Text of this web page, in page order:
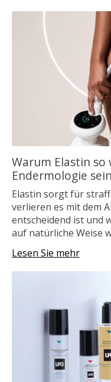
Warum Elastin
Endermologie
Elastin sorgt für
verlieren es mit dem
entscheidend ist und
auf natürliche Weise
Lesen Sie mehr